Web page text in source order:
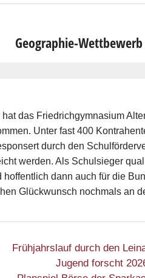
Geographie-Wettbewerb
das Friedrichgymnasium
Unter fast 400
durch den
werden. Als Schulsieger
hoffentlich dann auch für die
Glückwunsch nochmals an
Frühjahrslauf durch den
Jugend forscht